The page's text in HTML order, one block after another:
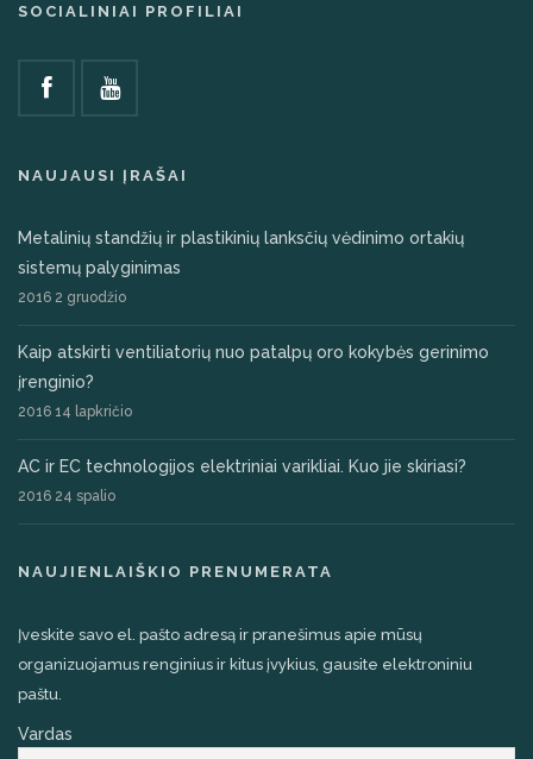
SOCIALINIAI PROFILIAI
NAUJAUSI ĮRAŠAI
Metalinių standžių ir plastikinių lanksčių vėdinimo ortakių
sistemų palyginimas
2016 2 gruodžio
Kaip atskirti ventiliatorių nuo patalpų oro kokybės gerinimo
įrenginio?
2016 14 lapkričio
AC ir EC technologijos elektriniai varikliai. Kuo jie skiriasi?
2016 24 spalio
NAUJIENLAIŠKIO PRENUMERATA
Įveskite savo el. pašto adresą ir pranešimus apie mūsų
organizuojamus renginius ir kitus įvykius, gausite elektroniniu
paštu.
Vardas